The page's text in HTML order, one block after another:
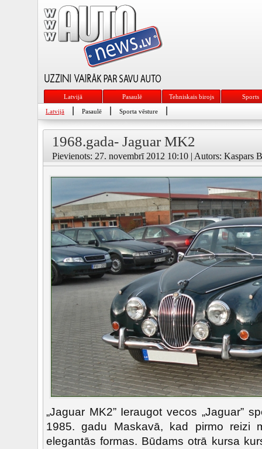
Latvijā Pasaulē Tehniskais birojs Sports
Latvijā Pasaulē Sporta vēsture
1968.gada- Jaguar MK2
Pievienots: 27. novembrī 2012 10:10 | Autors: Kaspars
„Jaguar MK2” Ieraugot vecos „Jaguar”
1985. gadu Maskavā, kad pirmo reizi
elegantās formas. Būdams otrā kursa